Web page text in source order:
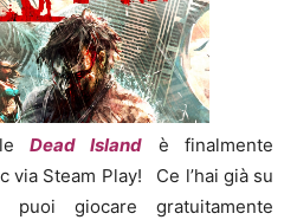
Dead Island
è finalmente
via Steam Play! Ce l’hai già su
puoi giocare gratuitamente